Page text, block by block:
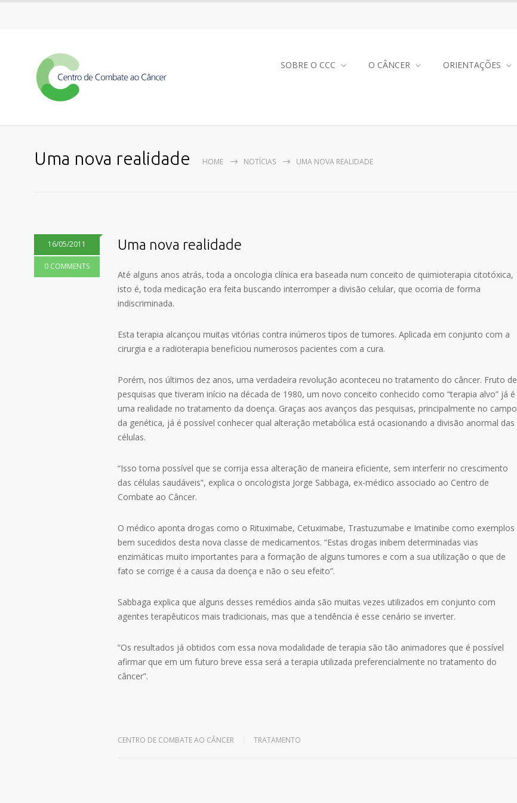
SOBRE O CCC O CÂNCER ORIENTAÇÕES
Uma nova realidade HOME NOTÍCIAS UMA NOVA REALIDADE
16/05/2011
0 COMMENTS
Uma nova realidade
Até alguns anos atrás, toda a oncologia clínica era baseada num conceito de quimioterapia citotóxica,
isto é, toda medicação era feita buscando interromper a divisão celular, que ocorria de forma
indiscriminada.
Esta terapia alcançou muitas vitórias contra inúmeros tipos de tumores. Aplicada em conjunto com a
cirurgia e a radioterapia beneficiou numerosos pacientes com a cura.
Porém, nos últimos dez anos, uma verdadeira revolução aconteceu no tratamento do câncer. Fruto de
pesquisas que tiveram início na década de 1980, um novo conceito conhecido como “terapia alvo” já é
uma realidade no tratamento da doença. Graças aos avanços das pesquisas, principalmente no campo
da genética, já é possível conhecer qual alteração metabólica está ocasionando a divisão anormal das
células.
“Isso torna possível que se corrija essa alteração de maneira eficiente, sem interferir no crescimento
das células saudáveis”, explica o oncologista Jorge Sabbaga, ex-médico associado ao Centro de
Combate ao Câncer.
O médico aponta drogas como o Rituximabe, Cetuximabe, Trastuzumabe e Imatinibe como exemplos
bem sucedidos desta nova classe de medicamentos. “Estas drogas inibem determinadas vias
enzimáticas muito importantes para a formação de alguns tumores e com a sua utilização o que de
fato se corrige é a causa da doença e não o seu efeito”.
Sabbaga explica que alguns desses remédios ainda são muitas vezes utilizados em conjunto com
agentes terapêuticos mais tradicionais, mas que a tendência é esse cenário se inverter.
“Os resultados já obtidos com essa nova modalidade de terapia são tão animadores que é possível
afirmar que em um futuro breve essa será a terapia utilizada preferencialmente no tratamento do
câncer”.
CENTRO DE COMBATE AO CÂNCER TRATAMENTO